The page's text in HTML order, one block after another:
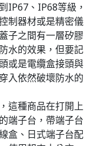
IP67、IP68等級，
制器材或是精密儀
子之間有一層矽膠
水的效果，但要記
或是電纜盒接頭與
入依然破壞防水的
這種商品在打開上
端子台，帶端子台
盒、日式端子台配